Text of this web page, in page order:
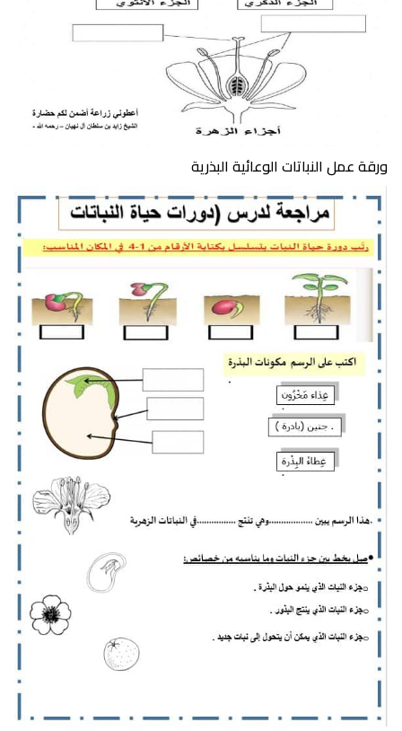
ورقة عمل النباتات الوعائية البذرية